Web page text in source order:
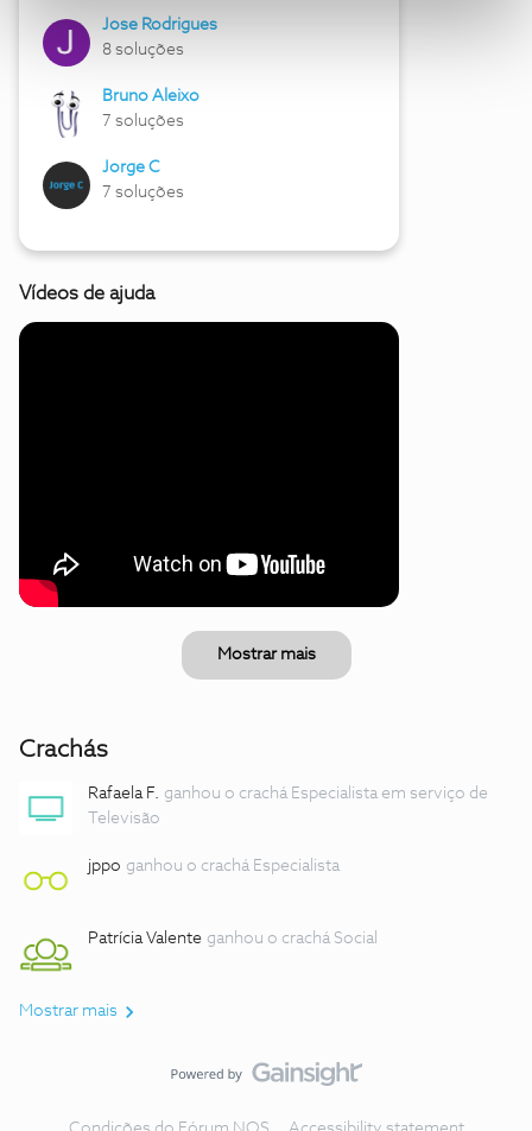
Jose Rodrigues
8 soluções
Bruno Aleixo
7 soluções
Jorge C
7 soluções
Vídeos de ajuda
Mostrar mais
Crachás
Rafaela F. ganhou o crachá Especialista em serviço de
Televisão
jppo ganhou o crachá Especialista
Patrícia Valente ganhou o crachá Social
Mostrar mais